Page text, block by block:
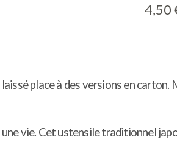
4,50
place à des versions en
vie. Cet ustensile traditionnel